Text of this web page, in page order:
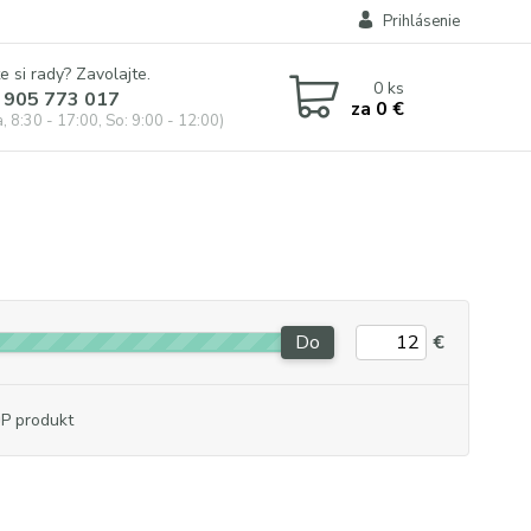
Prihlásenie
si rady? Zavolajte.
773 017
8:30 - 17:00, So: 9:00 - 12:00)
0ks
za 0 €
Do €
produkt